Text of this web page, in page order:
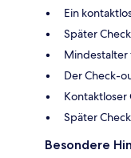
Ein
Später
Mindestalter
Der Check-
Kontaktloser
Später
Besondere